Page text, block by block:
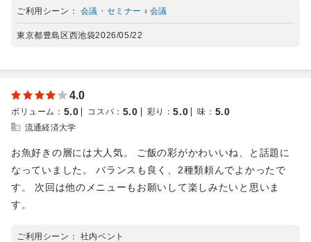
ご利用シーン： 会議・セミナー › 会議
東京都豊島区西池袋2026/05/22
4.0
ボリューム ： 5.0 コスパ ： 5.0 彩り ：5.0 味 ： 5.0
流通経済大学
お魚好きの層には大人気。 ご飯の彩がかわいいね、と話題に
なっていました。 バランスも良く、2種類頼んでよかったで
す。 次回は他のメニューもお願いして楽しみたいと思いま
す。
ご利用シーン： 社内ベント